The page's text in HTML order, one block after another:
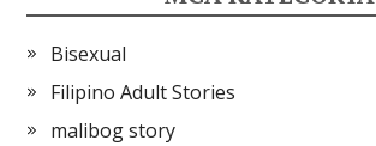
Bisexual
Filipino Adult Stories
malibog story